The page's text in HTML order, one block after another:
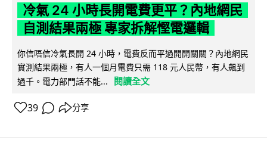
冷氣 24 小時長開電費更平？內地網民
自測結果兩極 專家拆解慳電邏輯
你信唔信冷氣長開 24 小時，電費反而平過開開關關？內地網民
實測結果兩極，有人一個月電費只需 118 元人民幣，有人飆到
過千。電力部門話不能...
閱讀全文
39 分享